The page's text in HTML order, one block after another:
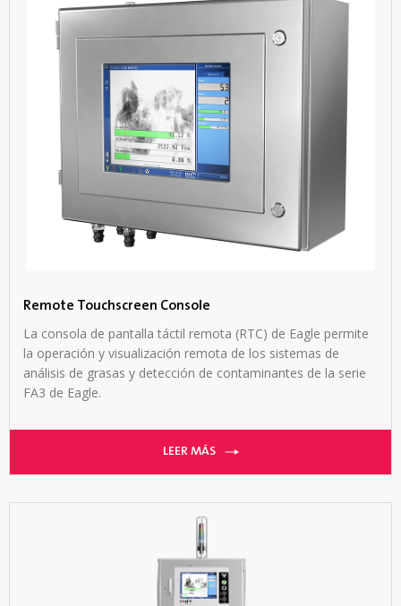
Remote Touchscreen Console
La consola de pantalla táctil remota (RTC) de Eagle permite
la operación y visualización remota de los sistemas de
análisis de grasas y detección de contaminantes de la serie
FA3 de Eagle.
LEER MÁS